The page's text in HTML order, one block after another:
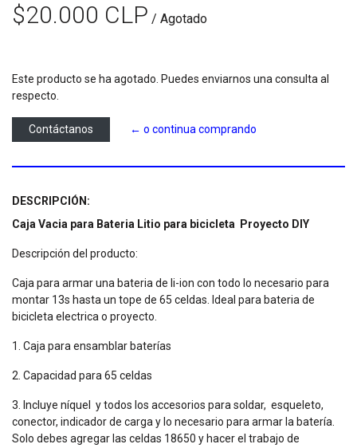
$20.000 CLP / Agotado
Este producto se ha agotado. Puedes enviarnos una consulta al
respecto.
Contáctanos ← o continua comprando
DESCRIPCIÓN:
Caja Vacia para Bateria Litio para bicicleta Proyecto DIY
Descripción del producto:
Caja para armar una bateria de li-ion con todo lo necesario para
montar 13s hasta un tope de 65 celdas. Ideal para bateria de
bicicleta electrica o proyecto.
1. Caja para ensamblar baterías
2. Capacidad para 65 celdas
3. Incluye níquel y todos los accesorios para soldar, esqueleto,
conector, indicador de carga y lo necesario para armar la batería.
Solo debes agregar las celdas 18650 y hacer el trabajo de